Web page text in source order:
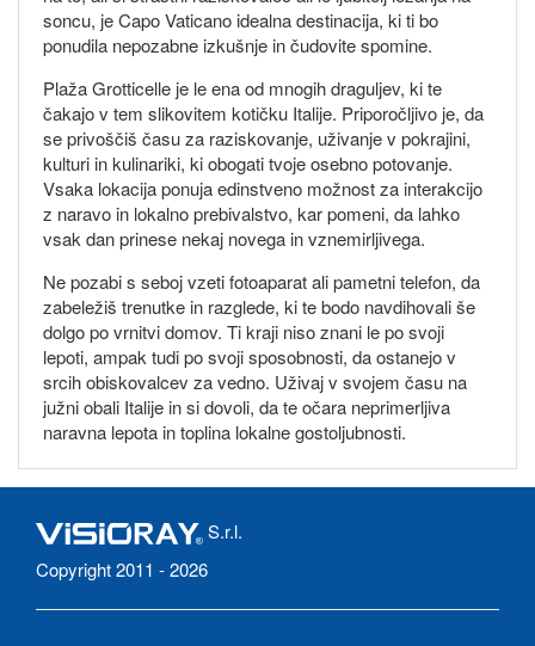
soncu, je Capo Vaticano idealna destinacija, ki ti bo
ponudila nepozabne izkušnje in čudovite spomine.
Plaža Grotticelle je le ena od mnogih draguljev, ki te
čakajo v tem slikovitem kotičku Italije. Priporočljivo je, da
se privoščiš času za raziskovanje, uživanje v pokrajini,
kulturi in kulinariki, ki obogati tvoje osebno potovanje.
Vsaka lokacija ponuja edinstveno možnost za interakcijo
z naravo in lokalno prebivalstvo, kar pomeni, da lahko
vsak dan prinese nekaj novega in vznemirljivega.
Ne pozabi s seboj vzeti fotoaparat ali pametni telefon, da
zabeležiš trenutke in razglede, ki te bodo navdihovali še
dolgo po vrnitvi domov. Ti kraji niso znani le po svoji
lepoti, ampak tudi po svoji sposobnosti, da ostanejo v
srcih obiskovalcev za vedno. Uživaj v svojem času na
južni obali Italije in si dovoli, da te očara neprimerljiva
naravna lepota in toplina lokalne gostoljubnosti.
S.r.l.
Copyright 2011 - 2026